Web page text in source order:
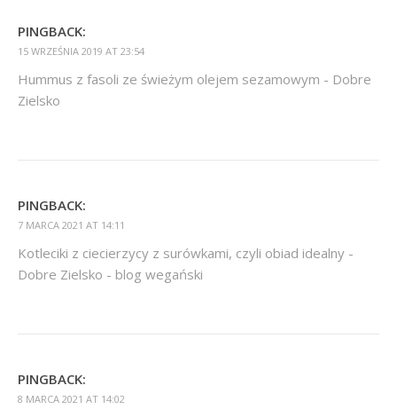
PINGBACK:
15 WRZEŚNIA 2019 AT 23:54
Hummus z fasoli ze świeżym olejem sezamowym - Dobre
Zielsko
PINGBACK:
7 MARCA 2021 AT 14:11
Kotleciki z ciecierzycy z surówkami, czyli obiad idealny -
Dobre Zielsko - blog wegański
PINGBACK:
8 MARCA 2021 AT 14:02